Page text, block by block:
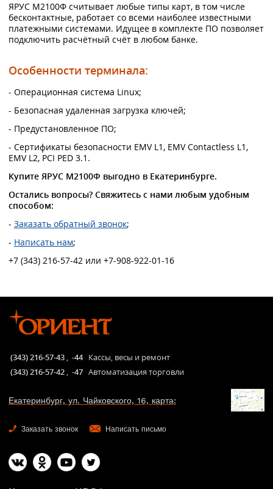
ЯРУС M2100Ф считывает любые типы карт, в том числе
бесконтактные, работает со всеми наиболее известными
платежными системами. Идущее в комплекте ПО позволяет
подключить расчётный счёт в любом банке.
Особенности терминала:
- Операционная система Linux;
- Безопасная удаленная загрузка ключей;
- Предустановленное ПО;
- Сертификаты безопасности EMV L1, EMV Contactless L1,
EMV L2, PCI PED 3.1.
Купите ЯРУС M2100Ф выгодно в Екатеринбурге.
Остались вопросы? Свяжитесь с нами любым удобным
способом:
- Заказать обратный звонок;
- Написать нам;
+7 (343) 216-57-42 или +7-908-922-01-16
(343) 216-57-43 , -44 Кассы, весы и ремонт
(343) 216-57-42 , -47 Автоматизация торговли
Екатеринбург, ул. Чайковского, 16, карта:
Заказать звонок Написать письмо